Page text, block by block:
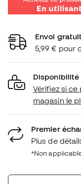
Envoi
5,99 € pour
Disponibilité
Vérifiez si
magasin le
Premier
Plus de
*Non